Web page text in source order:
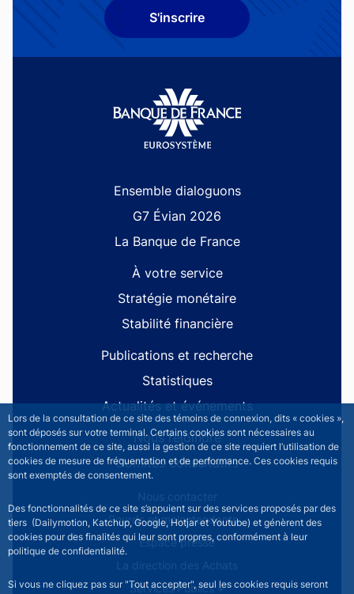
Lors de la consultation de ce site des témoins de connexion, dits « cookies »,
sont déposés sur votre terminal. Certains cookies sont nécessaires au
fonctionnement de ce site, aussi la gestion de ce site requiert l’utilisation de
cookies de mesure de fréquentation et de performance. Ces cookies requis
sont exemptés de consentement.
Des fonctionnalités de ce site s’appuient sur des services proposés par des
tiers (Dailymotion, Katchup, Google, Hotjar et Youtube) et génèrent des
cookies pour des finalités qui leur sont propres, conformément à leur
politique de confidentialité.
Si vous ne cliquez pas sur "Tout accepter", seul les cookies requis seront
S'inscrire
Site navigationEnsemble dialoguons
G7 Évian 2026
La Banque de France
À votre service
Stratégie monétaire
Stabilité financière
Publications et recherche
Statistiques
Actualités et événements
Nous rejoindre
Comités consultatifs
Footer secondary menuNous contacter
Sourds et malentendants
Espace presse
La direction des Achats
Services Publics +